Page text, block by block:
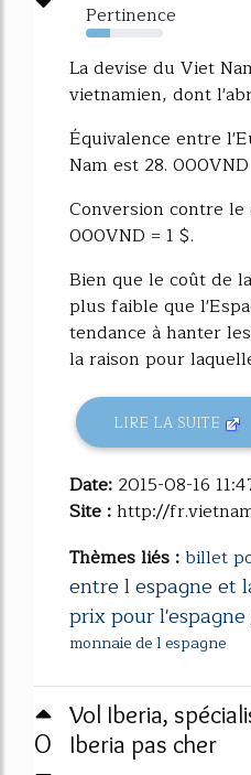
Pertinence
32%
La devise du Viet
vietnamien, dont
Équivalence entre
Nam est 28. 000VND
Conversion contre
000VND = 1 $.
Bien que le coût de
plus faible que
tendance à hanter
la raison pour
LIRE LA SUITE
Date: 2015-08-16
Site :http://
Thèmes liés :billet
entre l espagne et
prix pour l'espagne
monnaie de l espagne
0
Vol Iberia,
Iberia pas cher